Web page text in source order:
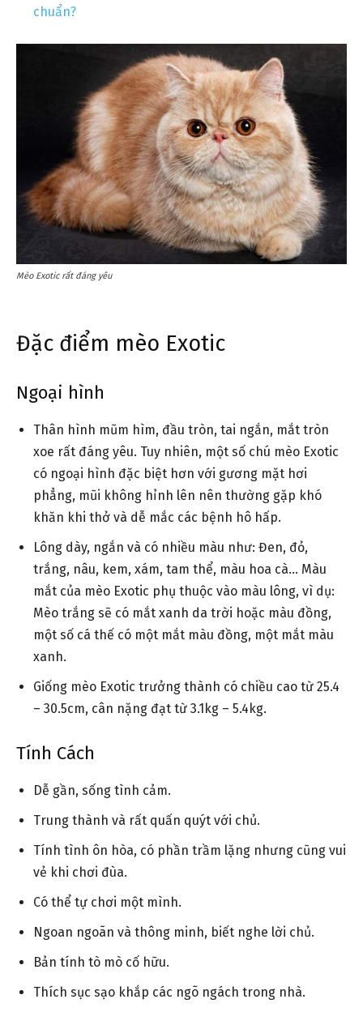
chuẩn?
Mèo Exotic rất đáng yêu
Đặc điểm mèo Exotic
Ngoại hình
Thân hình mũm hìm, đầu tròn, tai ngắn, mắt tròn
xoe rất đáng yêu. Tuy nhiên, một số chú mèo Exotic
có ngoại hình đặc biệt hơn với gương mặt hơi
phẳng, mũi không hỉnh lên nên thường gặp khó
khăn khi thở và dễ mắc các bệnh hô hấp.
Lông dày, ngắn và có nhiều màu như: Đen, đỏ,
trắng, nâu, kem, xám, tam thể, màu hoa cà… Màu
mắt của mèo Exotic phụ thuộc vào màu lông, vì dụ:
Mèo trắng sẽ có mắt xanh da trời hoặc màu đồng,
một số cá thế có một mắt màu đồng, một mắt màu
xanh.
Giống mèo Exotic trưởng thành có chiều cao từ 25.4
– 30.5cm, cân nặng đạt từ 3.1kg – 5.4kg.
Tính Cách
Dễ gần, sống tình cảm.
Trung thành và rất quấn quýt với chủ.
Tính tình ôn hòa, có phần trầm lặng nhưng cũng vui
vẻ khi chơi đùa.
Có thể tự chơi một mình.
Ngoan ngoãn và thông minh, biết nghe lời chủ.
Bản tính tò mò cố hữu.
Thích sục sạo khắp các ngõ ngách trong nhà.